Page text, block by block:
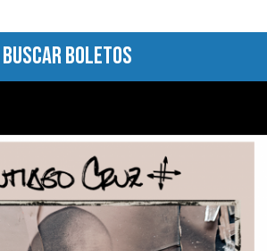
BUSCAR BOLETOS